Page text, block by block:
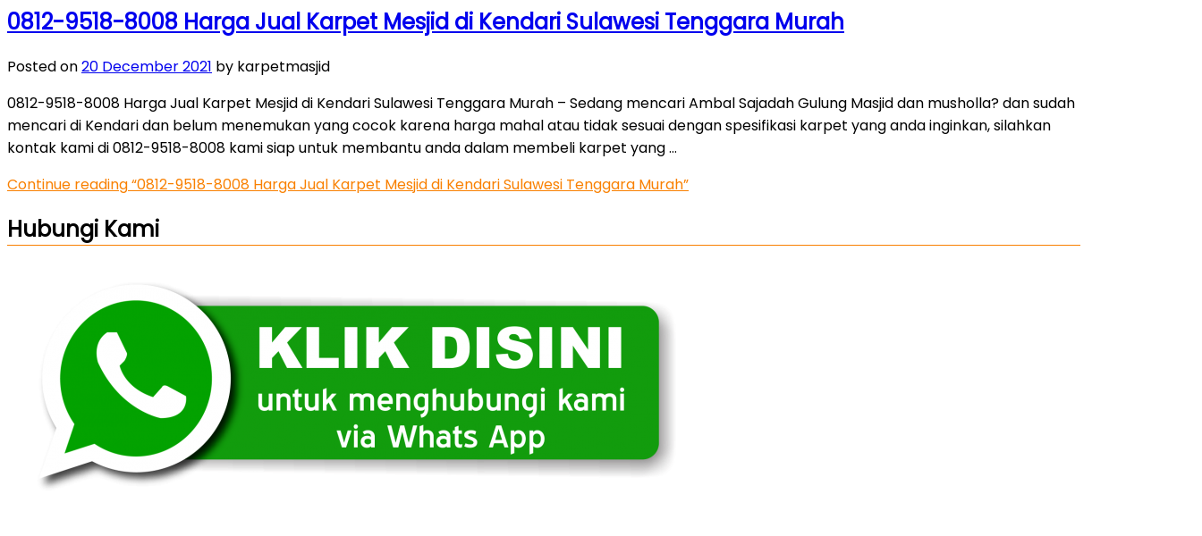
0812-9518-8008 Harga Jual Karpet Mesjid di Kendari Sulawesi Tenggara Murah
Posted on20 December 2021 by karpetmasjid
0812-9518-8008 Harga Jual Karpet Mesjid di Kendari Sulawesi Tenggara Murah – Sedang mencari Ambal Sajadah Gulung Masjid dan musholla? dan sudah
mencari di Kendari dan belum menemukan yang cocok karena harga mahal atau tidak sesuai dengan spesifikasi karpet yang anda inginkan, silahkan
kontak kami di 0812-9518-8008 kami siap untuk membantu anda dalam membeli karpet yang …
Continue reading“0812-9518-8008 Harga Jual Karpet Mesjid di Kendari Sulawesi Tenggara Murah”
Hubungi Kami